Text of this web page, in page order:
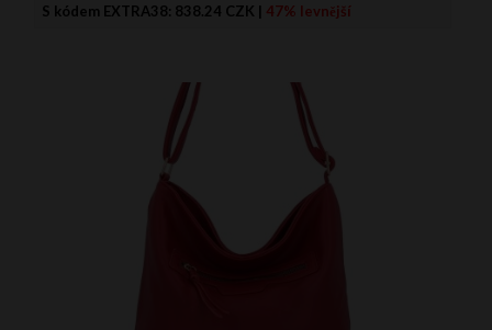
S kódem EXTRA38: 838.24 CZK | 47% levnější